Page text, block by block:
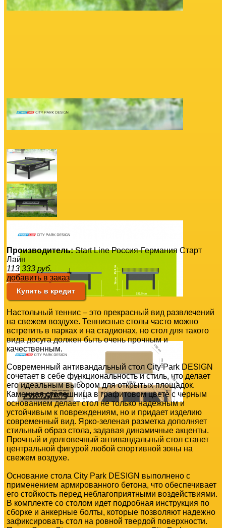
Производитель:Start Line Россия-Германия Старт
Лайн
113 333 руб.
добавить в заказ
Купить в кредит
Настольный теннис – это прекрасный вид развлечений
на свежем воздухе. Теннисные столы часто можно
встретить в парках и на стадионах, но стол для такого
вида досуга должен быть очень прочным и
качественным.
Современный антивандальный стол City Park DESIGN
сочетает в себе функциональность и стиль, что делает
его идеальным выбором для открытых площадок.
Каменная столешница в графитовом цвете с черным
основанием делает стол не только надежным и
устойчивым к повреждениям, но и придает изделию
современный вид. Ярко-зеленая разметка дополняет
стильный образ стола, задавая динамичные акценты.
Прочный и долговечный антивандальный стол станет
центральной фигурой любой спортивной зоны на
свежем воздухе.
Основание стола City Park DESIGN выполнено с
применением армированного бетона, что обеспечивает
его стойкость перед неблагоприятными воздействиями.
В комплекте со столом идет подробная инструкция по
сборке и анкерные болты, которые позволяют надежно
зафиксировать стол на ровной твердой поверхности.